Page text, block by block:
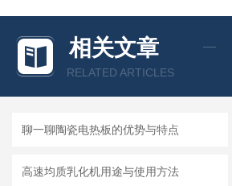
相关文章
RELATED ARTICLES
聊一聊陶瓷电热板的优势与特点
高速均质乳化机用途与使用方法